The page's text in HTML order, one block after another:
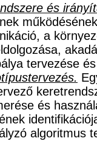
és
a
tervezése
és
algoritmus